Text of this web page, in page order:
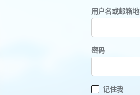
用户名或邮箱
密码
记住我